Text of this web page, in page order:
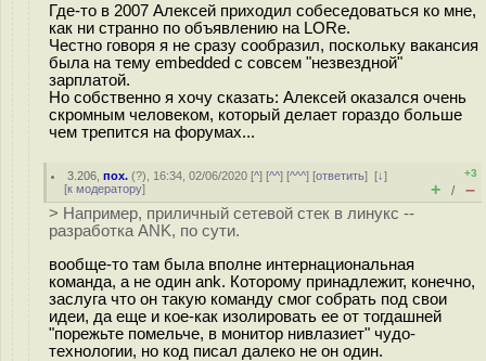
Где-то в 2007 Алексей приходил собеседоваться ко мне,
как ни странно по объявлению на LORe.
Честно говоря я не сразу сообразил, поскольку вакансия
была на тему embedded с совсем "незвездной"
зарплатой.
Но собственно я хочу сказать: Алексей оказался очень
скромным человеком, который делает гораздо больше
чем трепится на форумах...
3.206 ,пох. (?), 16:34, 02/06/2020 [^] [^^] [^^^] [ответить][↓]
[к модератору]
+3
+ / –
> Например, приличный сетевой стек в линукс --
разработка ANK, по сути.
вообще-то там была вполне интернациональная
команда, а не один ank. Которому принадлежит, конечно,
заслуга что он такую команду смог собрать под свои
идеи, да еще и кое-как изолировать ее от тогдашней
"порежьте помельче, в монитор нивлазиет" чудо-
технологии, но код писал далеко не он один.